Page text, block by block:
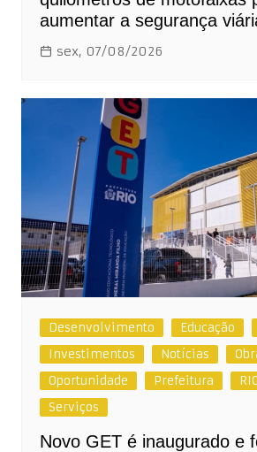
aumentar a segurança
sex, 07/08/2026
Desenvolvimento Educação
Investimentos
Notícias
Oportunidade
Prefeitura
Serviços
Novo GET é inaugurado e